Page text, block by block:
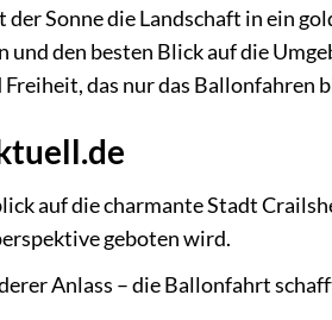
Sonne die Landschaft in ein
den besten Blick auf die
das nur das Ballonfahren
auf die charmante Stadt
geboten wird.
Anlass – die Ballonfahrt